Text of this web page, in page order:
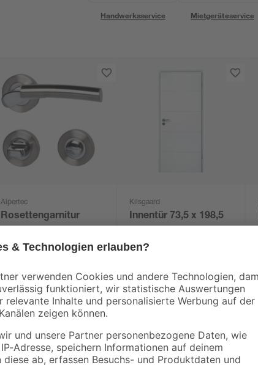
Handwerksservice Mietgeräteservice
Alpertec
Rosettengarnitur
poliert/satiniert, für
31, 49
Kilsgaard
Innentür 73,5 x 198,5
Rechtsanschlag
119